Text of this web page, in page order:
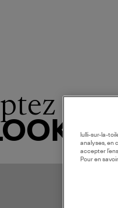
lulli-sur-la-
analyses, en
accepter
Pour en